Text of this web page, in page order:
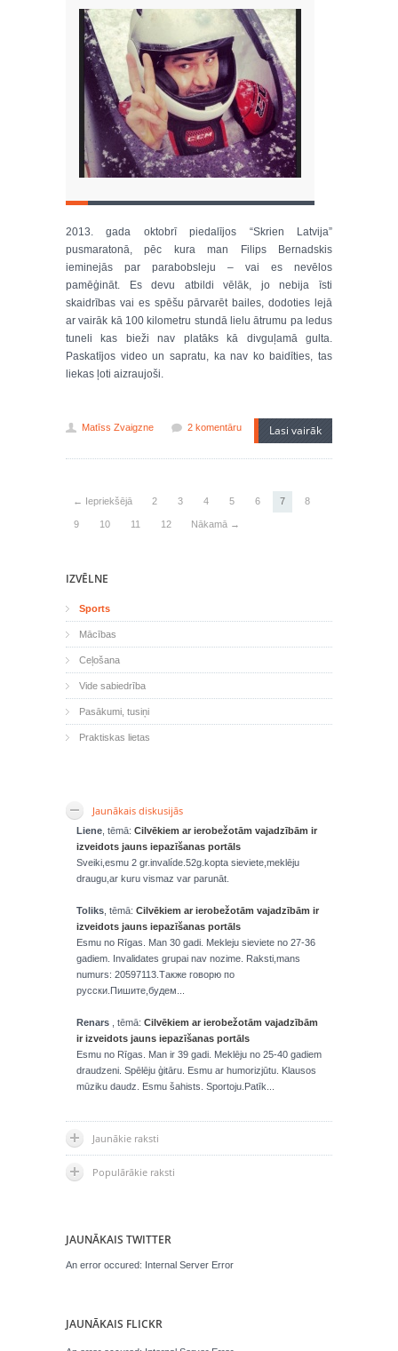
2013. gada oktobrī piedalījos “Skrien Latvija”
pusmaratonā, pēc kura man Filips Bernadskis
ieminejās par parabobsleju – vai es nevēlos
pamēģināt. Es devu atbildi vēlāk, jo nebija īsti
skaidrības vai es spēšu pārvarēt bailes, dodoties lejā
ar vairāk kā 100 kilometru stundā lielu ātrumu pa ledus
tuneli kas bieži nav platāks kā divguļamā gulta.
Paskatījos video un sapratu, ka nav ko baidīties, tas
liekas ļoti aizraujoši.
Matīss Zvaigzne 2 komentāru Lasi vairāk
← Iepriekšējā 2 3 4 5 6 7 8
9 10 11 12 Nākamā →
IZVĒLNE
Sports
Mācības
Ceļošana
Vide sabiedrība
Pasākumi, tusiņi
Praktiskas lietas
Jaunākais diskusijās
Liene , tēmā: Cilvēkiem ar ierobežotām vajadzībām ir
izveidots jauns iepazīšanas portāls
Sveiki,esmu 2 gr.invalíde.52g.kopta sieviete,meklēju
draugu,ar kuru vismaz var parunāt.
Toliks , tēmā: Cilvēkiem ar ierobežotām vajadzībām ir
izveidots jauns iepazīšanas portāls
Esmu no Rīgas. Man 30 gadi. Mekleju sieviete no 27-36
gadiem. Invalidates grupai nav nozime. Raksti,mans
numurs: 20597113.Также говорю по
русски.Пишите,будем...
Renars , tēmā: Cilvēkiem ar ierobežotām vajadzībām
ir izveidots jauns iepazīšanas portāls
Esmu no Rīgas. Man ir 39 gadi. Meklēju no 25-40 gadiem
draudzeni. Spēlēju ģitāru. Esmu ar humorizjūtu. Klausos
mūziku daudz. Esmu šahists. Sportoju.Patīk...
Jaunākie raksti
Populārākie raksti
JAUNĀKAIS TWITTER
An error occured: Internal Server Error
JAUNĀKAIS FLICKR